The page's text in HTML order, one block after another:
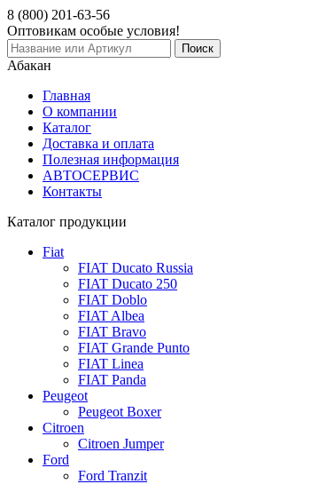
8 (800) 201-63-56
Оптовикам особые условия!
Абакан
Главная
О компании
Каталог
Доставка и оплата
Полезная информация
АВТОСЕРВИС
Контакты
Каталог продукции
Fiat
FIAT Ducato Russia
FIAT Ducato 250
FIAT Doblo
FIAT Albea
FIAT Bravo
FIAT Grande Punto
FIAT Linea
FIAT Panda
Peugeot
Peugeot Boxer
Citroen
Citroen Jumper
Ford
Ford Tranzit